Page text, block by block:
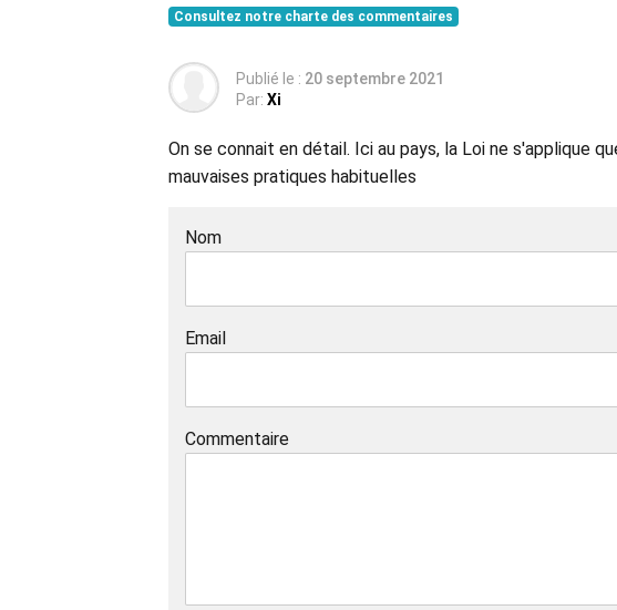
Consultez notre charte des commentaires
Publié le : 20 septembre 2021
Par: Xi
On se connait en détail. Ici au pays, la Loi ne s'applique
mauvaises pratiques habituelles
Nom
Email
Commentaire